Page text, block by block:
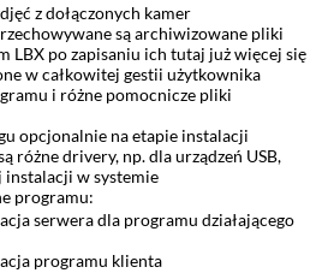
z dołączonych kamer
są archiwizowane pliki
LBX po zapisaniu ich tutaj już więcej się
w całkowitej gestii użytkownika
i różne pomocnicze pliki
opcjonalnie na etapie instalacji
różne drivery, np. dla urządzeń USB,
instalacji w systemie
programu:
serwera dla programu działającego
programu klienta